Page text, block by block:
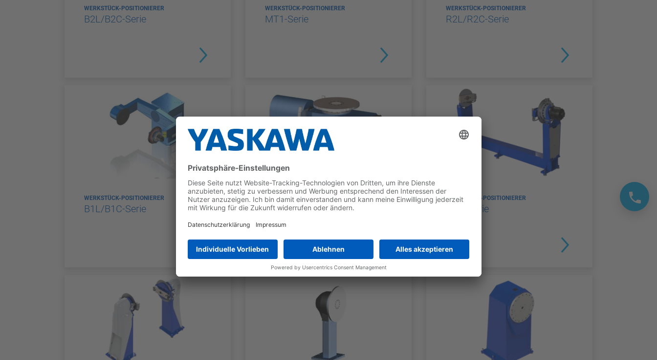
WERKSTÜCK-POSITIONIERER
B2L/B2C-Serie
WERKSTÜCK-POSITIONIERER
MT1-Serie
WERKSTÜCK-POSITIONIERER
R2L/R2C-Serie
WERKSTÜCK-POSITIONIERER
B1L/B1C-Serie
WERKSTÜCK-POSITIONIERER
DK-Serie
WERKSTÜCK-POSITIONIERER
HTC-Serie